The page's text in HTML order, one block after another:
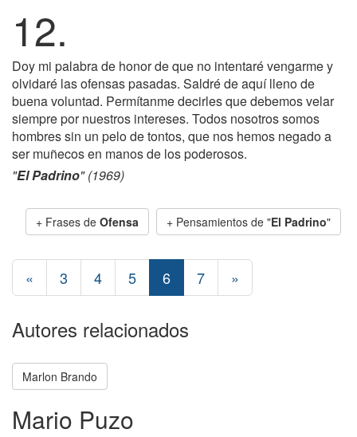
12.
Doy mi palabra de honor de que no intentaré vengarme y
olvidaré las ofensas pasadas. Saldré de aquí lleno de
buena voluntad. Permítanme decirles que debemos velar
siempre por nuestros intereses. Todos nosotros somos
hombres sin un pelo de tontos, que nos hemos negado a
ser muñecos en manos de los poderosos.
"El Padrino" (1969)
+ Frases de Ofensa + Pensamientos de "El Padrino"
« 3 4 5 6 7 »
Autores relacionados
Marlon Brando
Mario Puzo